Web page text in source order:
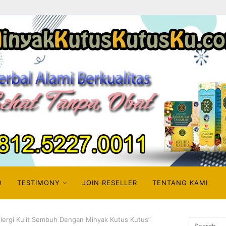
TESTIMONY JOIN RESELLER TENTANG KAMI
Kulit Sembuh Dengan Minyak Kutus Kutus”
Search